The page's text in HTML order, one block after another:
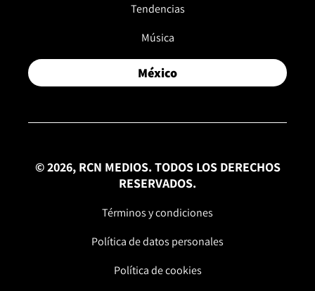
Tendencias
Música
México
© 2026, RCN MEDIOS. TODOS LOS DERECHOS
RESERVADOS.
Términos y condiciones
Política de datos personales
Política de cookies